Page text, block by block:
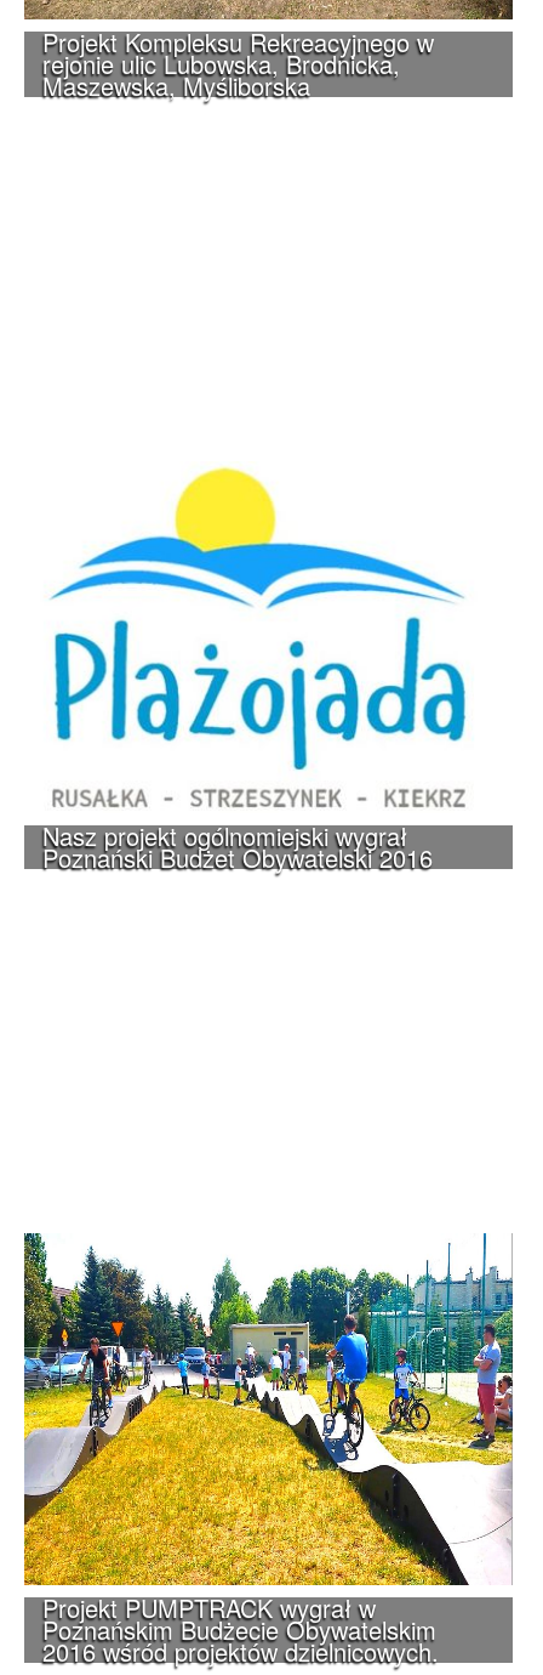
Projekt Kompleksu Rekreacyjnego w
rejonie ulic Lubowska, Brodnicka,
Maszewska, Myśliborska
Nasz projekt ogólnomiejski wygrał
Poznański Budżet Obywatelski 2016
Projekt PUMPTRACK wygrał w
Poznańskim Budżecie Obywatelskim
2016 wśród projektów dzielnicowych.